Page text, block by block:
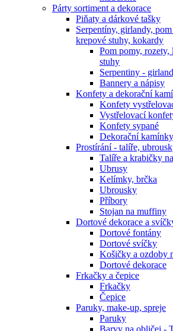
Párty sortiment a dekorace
Piňaty a dárkové tašky
Serpentíny, girlandy,
krepové stuhy, kokardy
Pom pomy,
stuhy
Serpentiny -
Bannery a nápisy
Konfety a dekorační
Konfety
Vystřelovací
Konfety sypané
Dekorační kamínky
Prostírání - talíře,
Talíře a krabičky
Ubrusy
Kelímky, brčka
Ubrousky
Příbory
Stojan na muffiny
Dortové dekorace a
Dortové fontány
Dortové svíčky
Košičky a ozdoby
Dortové dekorace
Frkačky a čepice
Frkačky
Čepice
Paruky, make-up, spreje
Paruky
Barvy na obličej -